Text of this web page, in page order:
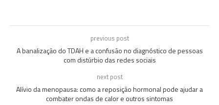
previous post
A banalização do TDAH e a confusão no diagnóstico de pessoas
com distúrbio das redes sociais
next post
Alívio da menopausa: como a reposição hormonal pode ajudar a
combater ondas de calor e outros sintomas